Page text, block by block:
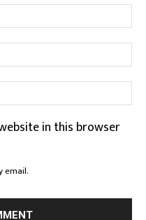
in this browser
email.